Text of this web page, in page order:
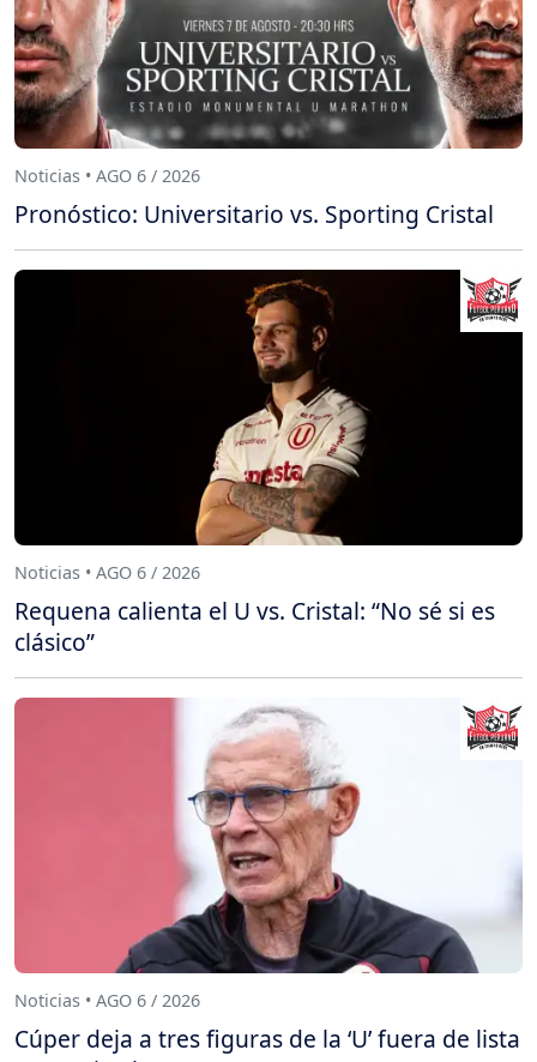
Noticias • AGO 6 / 2026
Pronóstico: Universitario vs. Sporting Cristal
Noticias • AGO 6 / 2026
Requena calienta el U vs. Cristal: “No sé si es
clásico”
Noticias • AGO 6 / 2026
Cúper deja a tres figuras de la ‘U’ fuera de lista